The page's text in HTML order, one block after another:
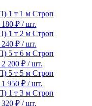
Строп
180 ₽ / шт.
Строп
240 ₽ / шт.
Строп
2 200 ₽ / шт.
Строп
1 950 ₽ / шт.
Строп
320 ₽ / шт.